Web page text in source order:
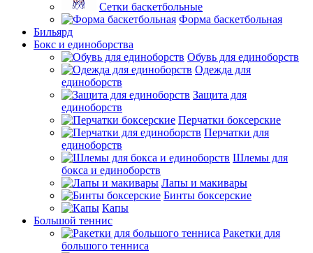
Сетки баскетбольные
Форма баскетбольная
Бильярд
Бокс и единоборства
Обувь для единоборств
Одежда для
единоборств
Защита для
единоборств
Перчатки боксерские
Перчатки для
единоборств
Шлемы для
бокса и единоборств
Лапы и макивары
Бинты боксерские
Капы
Большой теннис
Ракетки для
большого тенниса